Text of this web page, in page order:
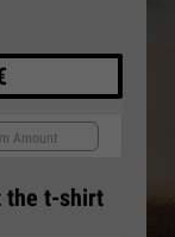
the t-shirt